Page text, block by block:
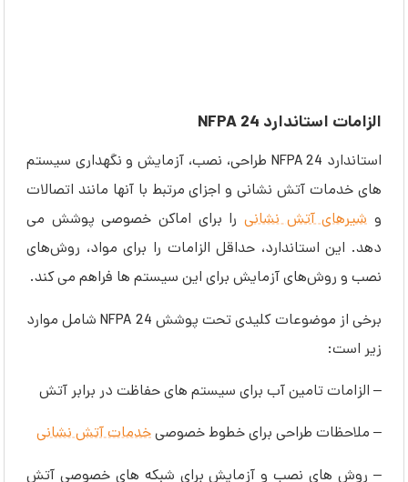
الزامات استاندارد NFPA 24
استاندارد NFPA 24 طراحی، نصب، آزمایش و نگهداری سیستم
های خدمات آتش نشانی و اجزای مرتبط با آنها مانند اتصالات
و شیرهای آتش نشانیرا برای اماکن خصوصی پوشش می
دهد. این استاندارد، حداقل الزامات را برای مواد، روش‌های
نصب و روش‌های آزمایش برای این سیستم‌ ها فراهم می ‌کند.
برخی از موضوعات کلیدی تحت پوشش NFPA 24 شامل موارد
زیر است:
– الزامات تامین آب برای سیستم های حفاظت در برابر آتش
– ملاحظات طراحی برای خطوط خصوصیخدمات آتش نشانی
– روش های نصب و آزمایش برای شبکه های خصوصی آتش